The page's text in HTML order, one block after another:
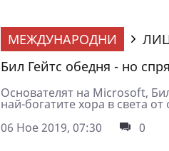
МЕЖДУНАРОДНИ
Бил Гейтс обедня - но
Основателят на Microsoft,
най-богатите хора в света от
06 Ное 2019, 07:30
0